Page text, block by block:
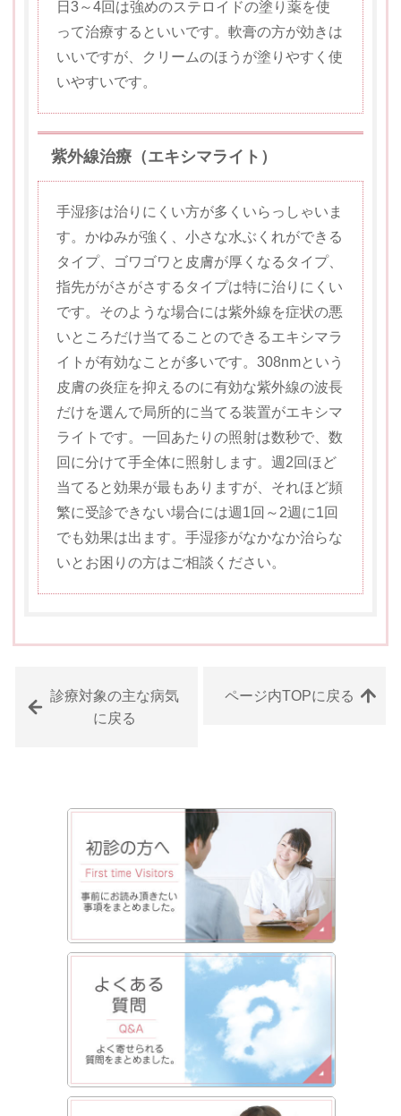
日3～4回は強めのステロイドの塗り薬を使
って治療するといいです。軟膏の方が効きは
いいですが、クリームのほうが塗りやすく使
いやすいです。
紫外線治療（エキシマライト）
手湿疹は治りにくい方が多くいらっしゃいま
す。かゆみが強く、小さな水ぶくれができる
タイプ、ゴワゴワと皮膚が厚くなるタイプ、
指先ががさがさするタイプは特に治りにくい
です。そのような場合には紫外線を症状の悪
いところだけ当てることのできるエキシマラ
イトが有効なことが多いです。308nmという
皮膚の炎症を抑えるのに有効な紫外線の波長
だけを選んで局所的に当てる装置がエキシマ
ライトです。一回あたりの照射は数秒で、数
回に分けて手全体に照射します。週2回ほど
当てると効果が最もありますが、それほど頻
繁に受診できない場合には週1回～2週に1回
でも効果は出ます。手湿疹がなかなか治らな
いとお困りの方はご相談ください。
診療対象の主な病気
に戻る
ページ内TOPに戻る